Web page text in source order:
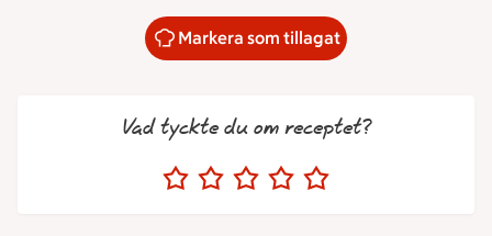
Markera som tillagat
Vad tyckte du om receptet?